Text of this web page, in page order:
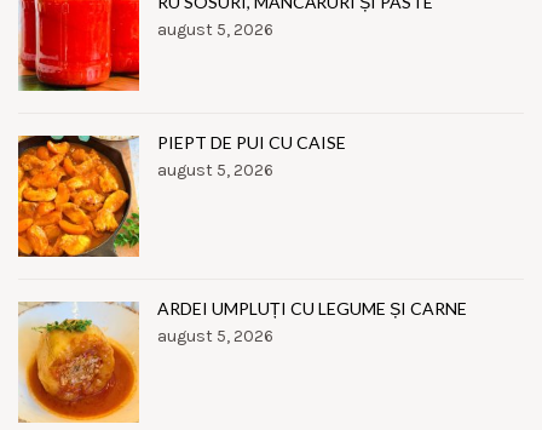
august 5, 2026
PIEPT DE PUI CU CAISE
august 5, 2026
ARDEI UMPLUȚI CU LEGUME ȘI CARNE
august 5, 2026